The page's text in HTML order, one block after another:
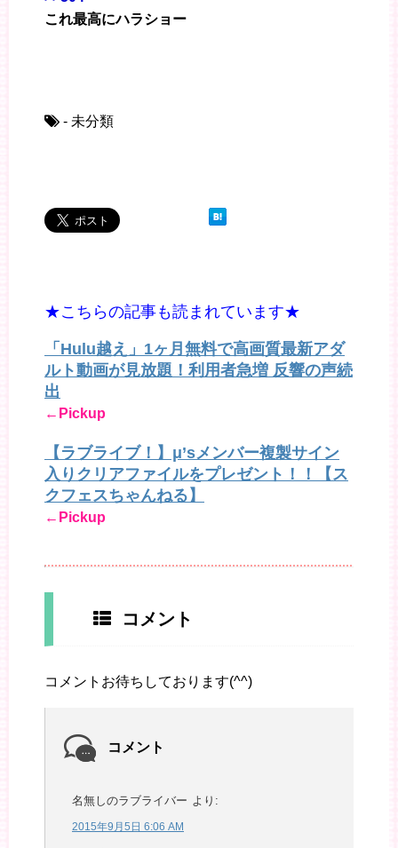
これ最高にハラショー
- 未分類
★こちらの記事も読まれています★
「Hulu越え」1ヶ月無料で高画質最新アダ
ルト動画が見放題！利用者急増 反響の声続
出
←Pickup
【ラブライブ！】μ’sメンバー複製サイン
入りクリアファイルをプレゼント！！【ス
クフェスちゃんねる】
←Pickup
コメント
コメントお待ちしております(^^)
コメント
名無しのラブライバー より:
2015年9月5日 6:06 AM